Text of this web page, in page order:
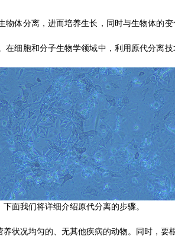
分离，进而培养生长，同时与生物体的
胞和分子生物学领域中，利用原代分离
面我们将详细介绍原代分离的步骤。
况均匀的、无其他疾病的动物。同时，要